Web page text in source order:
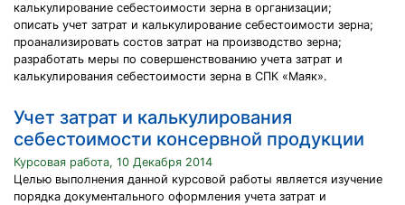
калькулирование себестоимости зерна в организации;
описать учет затрат и калькулирование себестоимости зерна;
проанализировать состов затрат на производство зерна;
разработать меры по совершенствованию учета затрат и
калькулирования себестоимости зерна в СПК «Маяк».
Учет затрат и калькулирования
себестоимости консервной продукции
Курсовая работа, 10 Декабря 2014
Целью выполнения данной курсовой работы является изучение
порядка документального оформления учета затрат и